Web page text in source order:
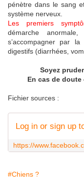
pénètre dans le sang
système nerveux.
Les premiers
démarche
s’accompagner par
digestifs (diarrhées,
Soyez
En cas de
Fichier sources :
Log in or sign up
#Chiens ?